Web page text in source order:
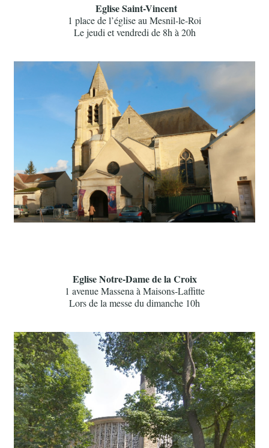
Eglise Saint-Vincent
1 place de l’église au Mesnil-le-Roi
Le jeudi et vendredi de 8h à 20h
Eglise Notre-Dame de la Croix
1 avenue Massena à Maisons-Laffitte
Lors de la messe du dimanche 10h